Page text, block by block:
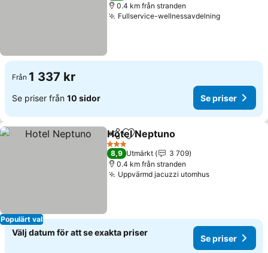
0.4 km från stranden
Fullservice-wellnessavdelning
Från 1 337 kr
Se priser från 10 sidor Se priser
Populärt val
Dela Lägg till i Mina Favoriter
Hotel Neptuno
3 Stjärnor
8,9 Utmärkt
3 709
0.4 km från stranden
Uppvärmd jacuzzi utomhus
Välj datum för att se exakta priser
Se priser